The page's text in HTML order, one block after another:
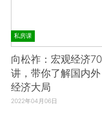
私房课
向松祚：宏观经济70
讲，带你了解国内外
经济大局
2022年04月06日